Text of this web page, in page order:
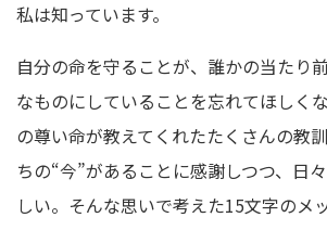
私は知っています。
自分の命を守ることが、誰かの当たり
なものにしていることを忘れてほしく
の尊い命が教えてくれたたくさんの教
ちの“今”があることに感謝しつつ、日
しい。 そんな思いで考えた15文字のメ